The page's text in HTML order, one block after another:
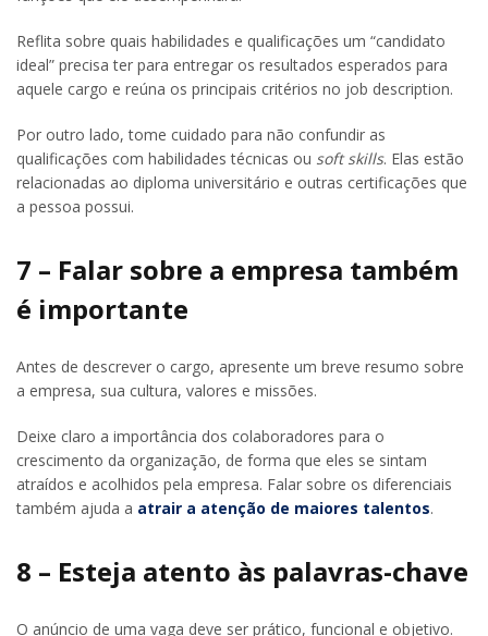
Reflita sobre quais habilidades e qualificações um “candidato
ideal” precisa ter para entregar os resultados esperados para
aquele cargo e reúna os principais critérios no job description.
Por outro lado, tome cuidado para não confundir as
qualificações com habilidades técnicas ou soft skills. Elas estão
relacionadas ao diploma universitário e outras certificações que
a pessoa possui.
7 – Falar sobre a empresa também
é importante
Antes de descrever o cargo, apresente um breve resumo sobre
a empresa, sua cultura, valores e missões.
Deixe claro a importância dos colaboradores para o
crescimento da organização, de forma que eles se sintam
atraídos e acolhidos pela empresa. Falar sobre os diferenciais
também ajuda a atrair a atenção de maiores talentos.
8 – Esteja atento às palavras-chave
O anúncio de uma vaga deve ser prático, funcional e objetivo.